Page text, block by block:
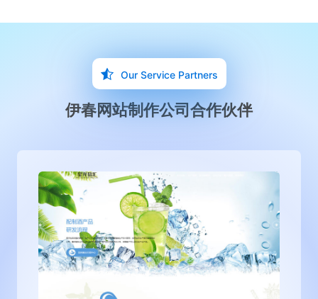
Our Service Partners
伊春网站制作公司合作伙伴